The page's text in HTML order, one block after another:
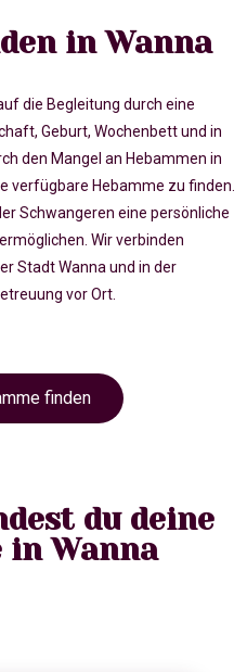
in Wanna
die Begleitung durch eine
Geburt, Wochenbett und in
den Mangel an Hebammen in
verfügbare Hebamme zu finden.
Schwangeren eine persönliche
Wir verbinden
Stadt Wanna und in der
vor Ort.
finden
du deine
in Wanna